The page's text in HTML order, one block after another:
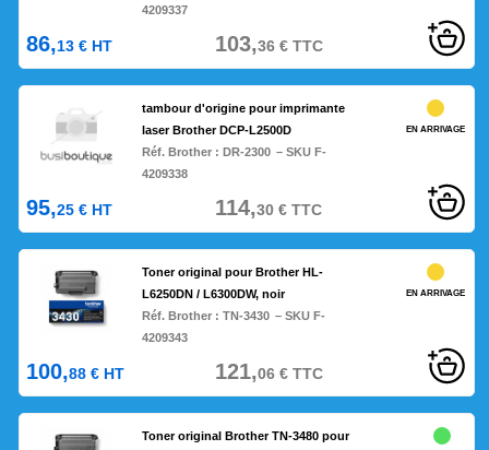
4209337
86,13 € HT 103,36€TTC
tambour d'origine pour imprimante
laser Brother DCP-L2500D
Réf. Brother :DR-2300 – SKU F-
4209338
EN ARRIVAGE
95,25 € HT 114,30€TTC
Toner original pour Brother HL-
L6250DN / L6300DW, noir
Réf. Brother :TN-3430 – SKU F-
4209343
EN ARRIVAGE
100,88 € HT 121,06€TTC
Toner original Brother TN-3480 pour